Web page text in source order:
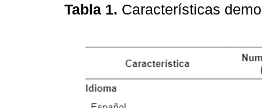
Tabla 1. Características